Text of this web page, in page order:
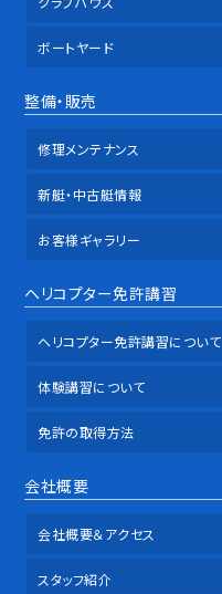
ボートヤード
整備・販売
修理メンテナンス
新艇・中古艇情報
お客様ギャラリー
ヘリコプター免許講習
ヘリコプター免許講習について
体験講習について
免許の取得方法
会社概要
会社概要＆アクセス
スタッフ紹介